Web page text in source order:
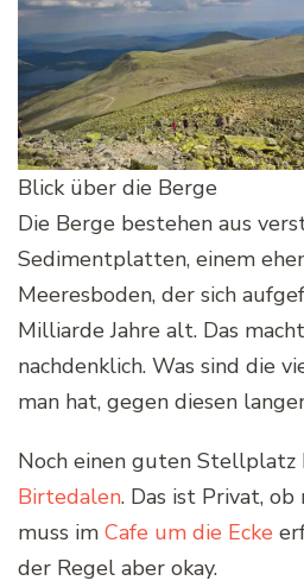
Blick über die Berge
Die Berge bestehen aus
Sedimentplatten, einem
Meeresboden, der sich
Milliarde Jahre alt. Das
nachdenklich. Was sind die
man hat, gegen diesen
Noch einen guten
Birtedalen. Das ist Privat, ob
muss im Cafe um die Ecke
der Regel aber okay.